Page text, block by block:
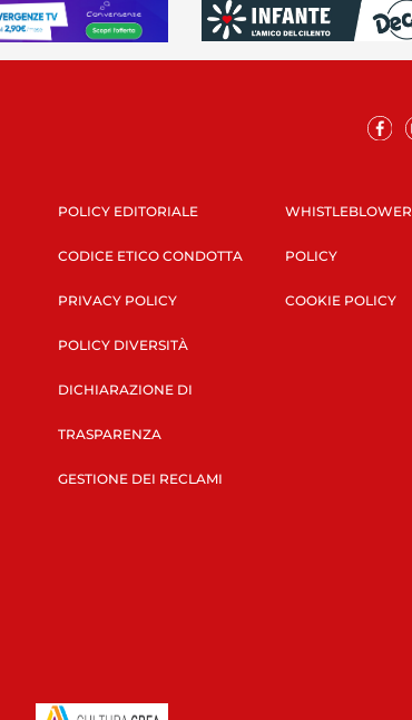
POLICY EDITORIALE
CODICE ETICO CONDOTTA
PRIVACY POLICY
POLICY DIVERSITÀ
DICHIARAZIONE DI
TRASPARENZA
GESTIONE DEI RECLAMI
WHISTLEBLOWER
POLICY
COOKIE POLICY